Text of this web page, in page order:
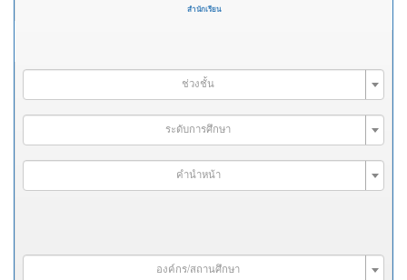
สำนักเรียน
ช่วงชั้น
ระดับการศึกษา
คำนำหน้า
องค์กร/สถานศึกษา